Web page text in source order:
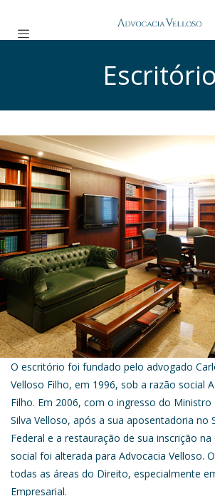
Escritório
O escritório foi fundado pelo advogado
Velloso Filho, em 1996, sob a razão social
Filho. Em 2006, com o ingresso do Ministro
Silva Velloso, após a sua aposentadoria no
Federal e a restauração de sua inscrição
social foi alterada para Advocacia Velloso.
todas as áreas do Direito, especialmente
Empresarial.